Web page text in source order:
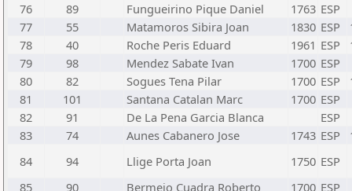
76
89 Fungueirino Pique Daniel 1763 ESP
77
55 Matamoros Sibira Joan 1830 ESP
78
40 Roche Peris Eduard 1961 ESP
79
98 Mendez Sabate Ivan 1700 ESP
80
82 Sogues Tena Pilar 1700 ESP
81
101 Santana Catalan Marc 1700 ESP
82
91 De La Pena Garcia Blanca
ESP
83
74 Aunes Cabanero Jose 1743 ESP
84
94 Llige Porta Joan 1750 ESP
85
90 Bermejo Cuadra Roberto 1700 ESP